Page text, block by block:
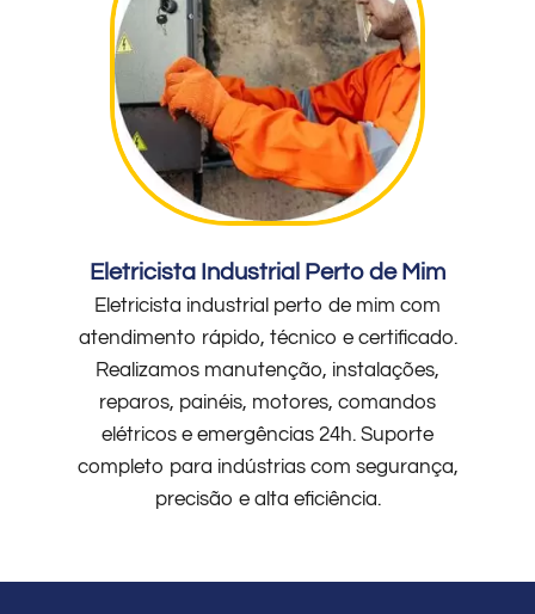
Eletricista Industrial Perto de Mim
Eletricista industrial perto de mim com
atendimento rápido, técnico e certificado.
Realizamos manutenção, instalações,
reparos, painéis, motores, comandos
elétricos e emergências 24h. Suporte
completo para indústrias com segurança,
precisão e alta eficiência.